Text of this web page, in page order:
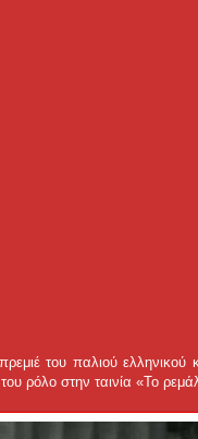
του παλιού ελληνικού
ρόλο στην ταινία «Το